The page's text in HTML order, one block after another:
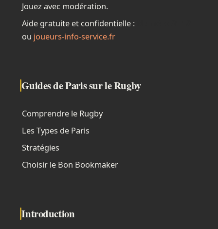
Jouez avec modération.
Aide gratuite et confidentielle :
ou joueurs-info-service.fr
Guides de Paris sur le Rugby
Comprendre le Rugby
Les Types de Paris
Stratégies
Choisir le Bon Bookmaker
Introduction